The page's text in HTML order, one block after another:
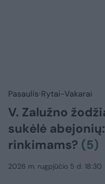
Pasaulis Rytai-Vakarai
V. Zalužno
sukėlė
rinkimams? (5)
2026 m. rugpjūčio 5 d. 18:30